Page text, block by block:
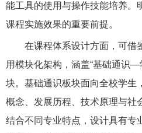
能工具的使用与操作技能培养。
课程实施效果的重要前提。
在课程体系设计方面，可借
用模块化架构，涵盖“基础通识
块。基础通识板块面向全校学生
概念、发展历程、技术原理与社
结合不同专业特点，设计具有专